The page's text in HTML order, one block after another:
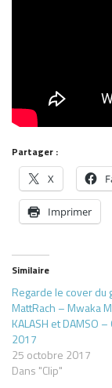
Partager :
X
Imprimer
Similaire
Regarde le cover du
MattRach – Mwaka
KALASH et DAMSO
2017
25 octobre 2017
Dans "Clip"